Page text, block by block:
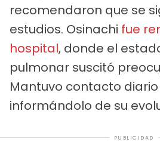
recomendaron que se
estudios. Osinachi fue
hospital, donde el
pulmonar suscitó
Mantuvo contacto
informándolo de su
PUBLICIDAD